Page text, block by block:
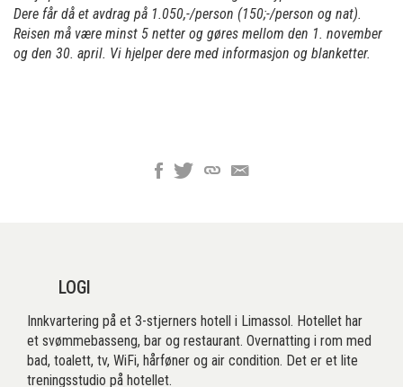
Dere får då et avdrag på 1.050,-/person (150;-/person og nat).
Reisen må være minst 5 netter og gøres mellom den 1. november
og den 30. april. Vi hjelper dere med informasjon og blanketter.
LOGI
Innkvartering på et 3-stjerners hotell i Limassol. Hotellet har
et svømmebasseng, bar og restaurant. Overnatting i rom med
bad, toalett, tv, WiFi, hårføner og air condition. Det er et lite
treningsstudio på hotellet.